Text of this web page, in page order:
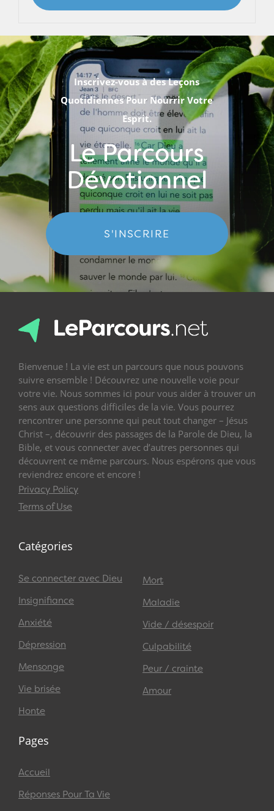
Inscrivez-vous à des Leçons
Quotidiennes Pour Nourrir Votre
Esprit.
Le Parcours
Dévotionnel
S'INSCRIRE
Bienvenue ! La vie est un parcours que nous pouvons
suivre ensemble ! Découvrez une nouvelle voie pour
votre vie. Nous sommes ici pour vous aider à trouver un
sens aux questions difficiles de la vie. Vous pourrez
rencontrer une personne qui peut tout changer – Jésus
Christ –, découvrir des passages de la Parole de Dieu, la
Bible, et vous connecter avec d’autres personnes qui
découvrent ce même parcours. Nous espérons que vous
reviendrez encore et encore !
Privacy Policy
Terms of Use
Catégories
Se connecter avec Dieu
Insignifiance
Anxiété
Dépression
Mensonge
Vie brisée
Honte
Mort
Maladie
Vide / désespoir
Culpabilité
Peur / crainte
Amour
Pages
Accueil
Réponses Pour Ta Vie